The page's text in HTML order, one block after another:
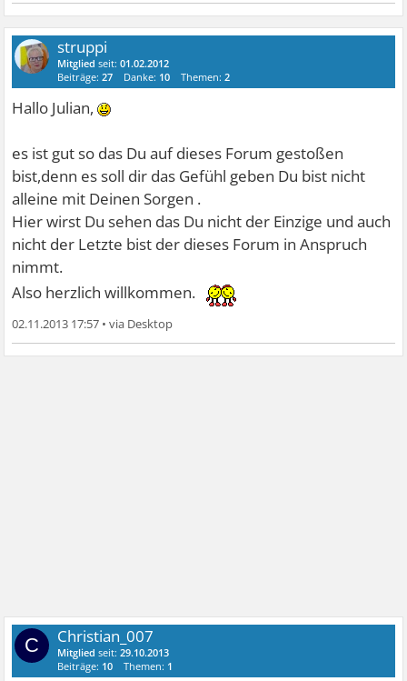
struppi
Mitglied seit:01.02.2012
Beiträge:27 Danke: 10 Themen:2
Hallo Julian,
es ist gut so das Du auf dieses Forum gestoßen
bist,denn es soll dir das Gefühl geben Du bist nicht
alleine mit Deinen Sorgen .
Hier wirst Du sehen das Du nicht der Einzige und auch
nicht der Letzte bist der dieses Forum in Anspruch
nimmt.
Also herzlich willkommen.
02.11.2013 17:57 •
C Christian_007
Mitglied seit:29.10.2013
Beiträge: 10 Themen: 1